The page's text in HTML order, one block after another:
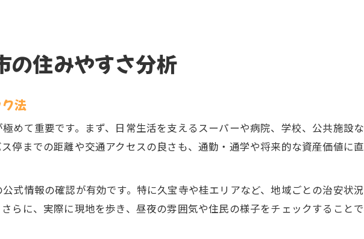
の住みやすさ分析
法
めて重要です。まず、日常生活を支えるスーパーや病院、学校、公共施設
停までの距離や交通アクセスの良さも、通勤・通学や将来的な資産価値に
式情報の確認が有効です。特に久宝寺や桂エリアなど、地域ごとの治安状
らに、実際に現地を歩き、昼夜の雰囲気や住民の様子をチェックすること